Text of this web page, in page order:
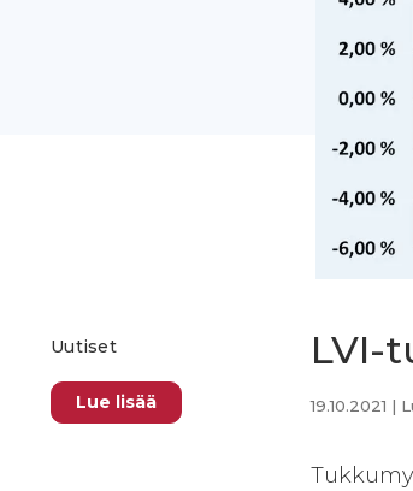
Uutiset
Lue lisää
LVI-
19.10.2021 |